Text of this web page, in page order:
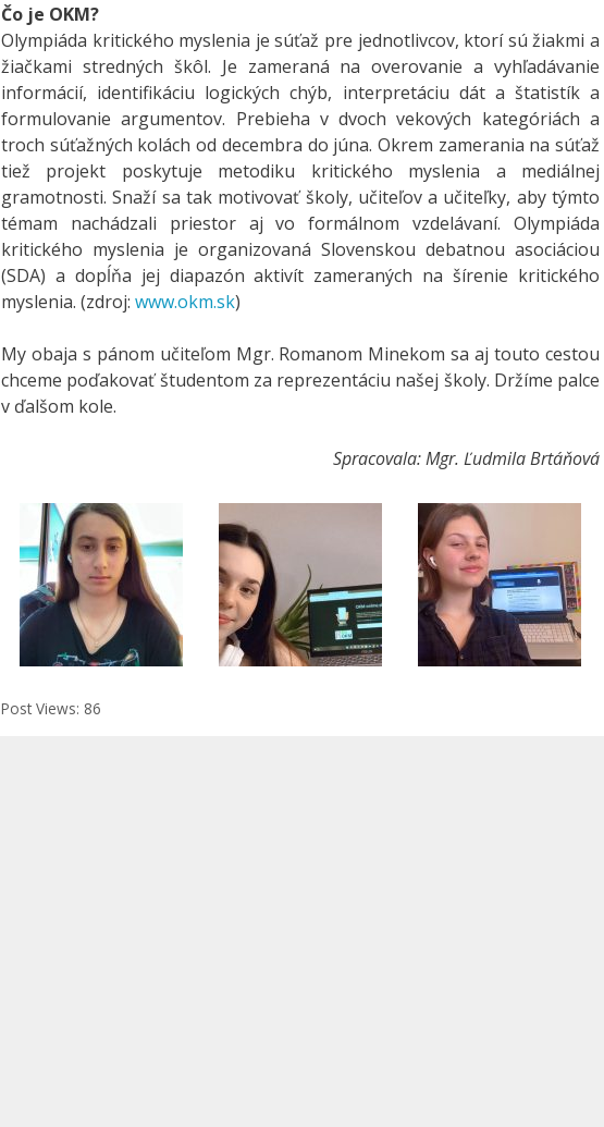
Čo je OKM?
Olympiáda kritického myslenia je súťaž pre jednotlivcov, ktorí sú žiakmi a
žiačkami stredných škôl. Je zameraná na overovanie a vyhľadávanie
informácií, identifikáciu logických chýb, interpretáciu dát a štatistík a
formulovanie argumentov. Prebieha v dvoch vekových kategóriách a
troch súťažných kolách od decembra do júna. Okrem zamerania na súťaž
tiež projekt poskytuje metodiku kritického myslenia a mediálnej
gramotnosti. Snaží sa tak motivovať školy, učiteľov a učiteľky, aby týmto
témam nachádzali priestor aj vo formálnom vzdelávaní. Olympiáda
kritického myslenia je organizovaná Slovenskou debatnou asociáciou
(SDA) a dopĺňa jej diapazón aktivít zameraných na šírenie kritického
myslenia. (zdroj: www.okm.sk)
My obaja s pánom učiteľom Mgr. Romanom Minekom sa aj touto cestou
chceme poďakovať študentom za reprezentáciu našej školy. Držíme palce
v ďalšom kole.
Spracovala: Mgr. Ľudmila Brtáňová
Post Views: 86